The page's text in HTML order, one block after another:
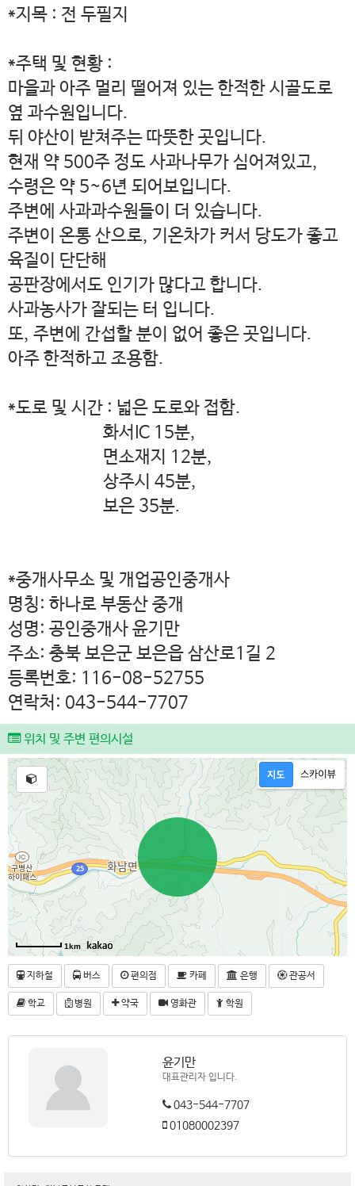
*지목 : 전 두필지
*주택 및 현황 :
마을과 아주 멀리 떨어져 있는 한적한 시골도로
옆 과수원입니다.
뒤 야산이 받쳐주는 따뜻한 곳입니다.
현재 약 500주 정도 사과나무가 심어져있고,
수령은 약 5~6년 되어보입니다.
주변에 사과과수원들이 더 있습니다.
주변이 온통 산으로, 기온차가 커서 당도가 좋고
육질이 단단해
공판장에서도 인기가 많다고 합니다.
사과농사가 잘되는 터 입니다.
또, 주변에 간섭할 분이 없어 좋은 곳입니다.
아주 한적하고 조용함.
*도로 및 시간 : 넓은 도로와 접함.
화서IC 15분,
면소재지 12분,
상주시 45분,
보은 35분.
*중개사무소 및 개업공인중개사
명칭: 하나로 부동산 중개
성명: 공인중개사 윤기만
주소: 충북 보은군 보은읍 삼산로1길 2
등록번호: 116-08-52755
연락처: 043-544-7707
위치 및 주변 편의시설
1km
지하철 버스 편의점 카페 은행 관공서
학교 병원 약국 영화관 학원
윤기만
대표관리자 입니다.
043-544-7707
01080002397